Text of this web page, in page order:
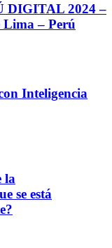
DIGITAL 2024 –
Lima – Perú
Inteligencia
la
se está